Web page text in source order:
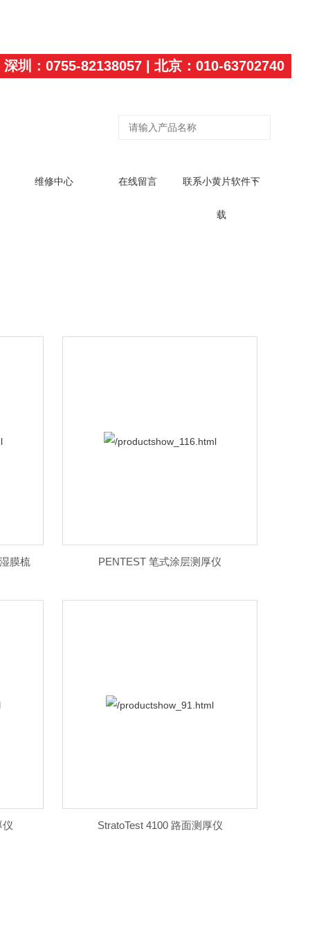
深圳：0755-82138057 | 北京：010-63702740
维修中心 在线留言 联系小黄片软件下
载
膜梳 PENTEST 笔式涂层测厚仪
仪 StratoTest 4100 路面测厚仪